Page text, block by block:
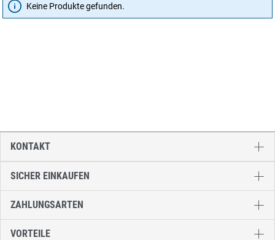
Keine Produkte gefunden.
SICHER EINKAUFEN
ZAHLUNGSARTEN
VORTEILE
KONTAKT